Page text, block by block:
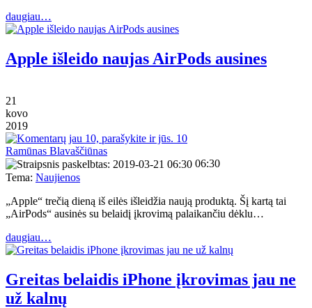
daugiau…
Apple išleido naujas AirPods ausines
21
kovo
2019
10
Ramūnas Blavaščiūnas
06:30
Tema: Naujienos
„Apple“ trečią dieną iš eilės išleidžia naują produktą. Šį kartą tai
„AirPods“ ausinės su belaidį įkrovimą palaikančiu dėklu…
daugiau…
Greitas belaidis iPhone įkrovimas jau ne
už kalnų